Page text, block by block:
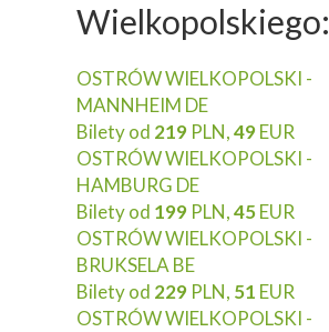
Wielkopolskiego:
OSTRÓW WIELKOPOLSKI -
MANNHEIM DE
Bilety od 219 PLN,49EUR
OSTRÓW WIELKOPOLSKI -
HAMBURG DE
Bilety od 199 PLN,45EUR
OSTRÓW WIELKOPOLSKI -
BRUKSELA BE
Bilety od 229 PLN, 51 EUR
OSTRÓW WIELKOPOLSKI -